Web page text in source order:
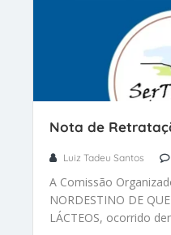
Nota de
Luiz Tadeu Santos
A Comissão
NORDESTINO DE
LÁCTEOS, ocorrido